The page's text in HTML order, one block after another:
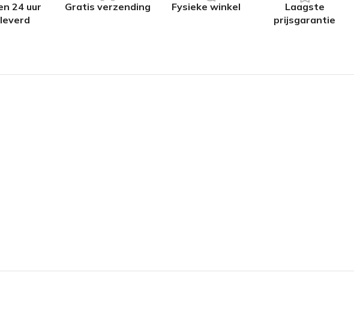
24 uur
Gratis verzending Fysieke winkel
Laagste
prijsgarantie